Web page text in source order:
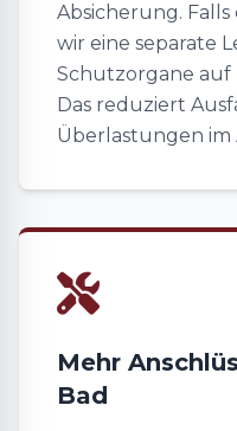
Absicherung.
wir eine separate
Schutzorgane auf
Das reduziert
Überlastungen im
Mehr
Bad